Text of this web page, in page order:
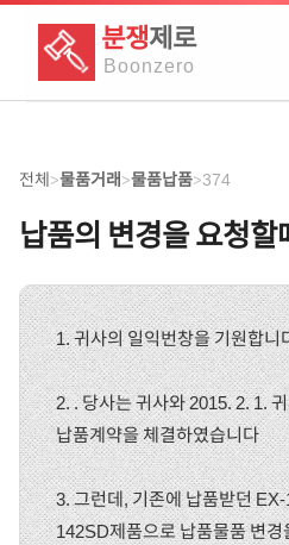
분쟁제로
Boonzero
전체>물품거래>물품납품>374
납품의 변경을 요청할
1. 귀사의 일익번창을 기원합니
2. . 당사는 귀사와 2015. 2. 1.
납품계약을 체결하였습니다
3. 그런데, 기존에 납품받던
142SD제품으로 납품물품 변경